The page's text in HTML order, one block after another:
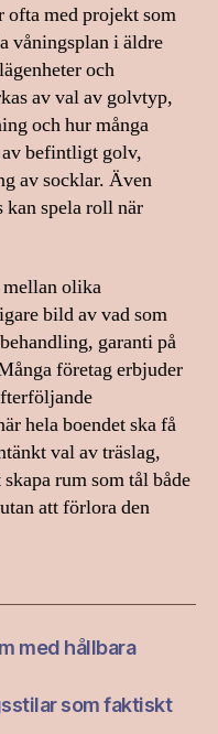
ofta med projekt som
våningsplan i äldre
och
av val av golvtyp,
och hur många
befintligt golv,
av socklar. Även
spela roll när
mellan olika
bild av vad som
garanti på
företag erbjuder
hela boendet ska få
val av träslag,
rum som tål både
att förlora den
med hållbara
som faktiskt